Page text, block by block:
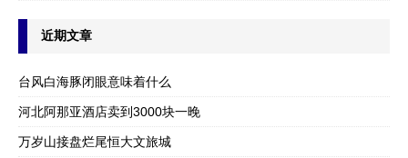
近期文章
台风白海豚闭眼意味着什么
河北阿那亚酒店卖到3000块一晚
万岁山接盘烂尾恒大文旅城